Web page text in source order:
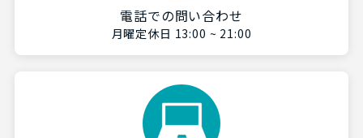
電話での問い合わせ
月曜定休日 13:00 ~ 21:00